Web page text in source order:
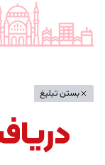
بستن تبلیغ